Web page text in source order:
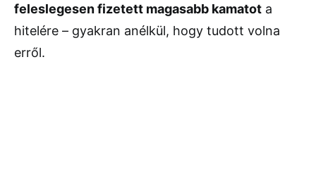
feleslegesen fizetett magasabb kamatot a
hitelére – gyakran anélkül, hogy tudott volna
erről.